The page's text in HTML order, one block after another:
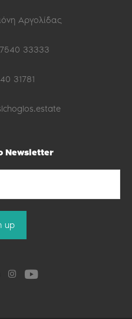
Αργολίδας
33333
31781
Newsletter